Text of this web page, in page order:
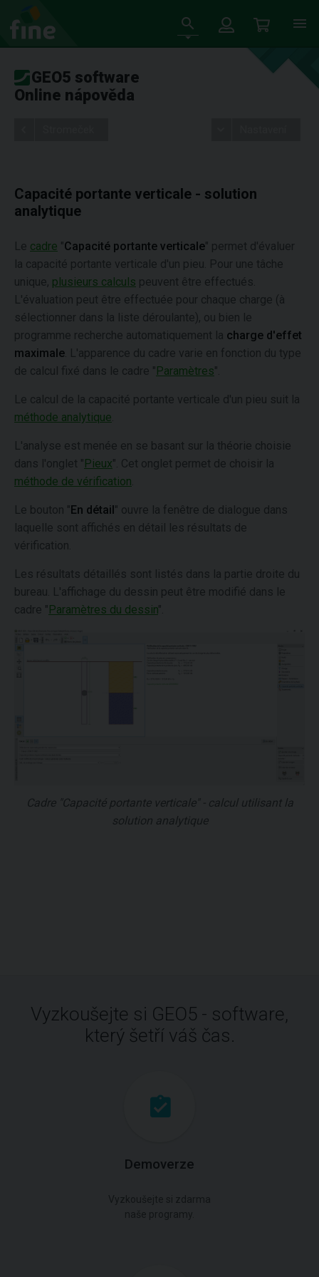
GEO5 software
Online nápověda
Capacité portante verticale - solution
analytique
Le cadre "Capacité portante verticale" permet d'évaluer
la capacité portante verticale d'un pieu. Pour une tâche
unique, plusieurs calculs peuvent être effectués.
L'évaluation peut être effectuée pour chaque charge (à
sélectionner dans la liste déroulante), ou bien le
programme recherche automatiquement la charge d'effet
maximale . L'apparence du cadre varie en fonction du type
de calcul fixé dans le cadre "Paramètres".
Le calcul de la capacité portante verticale d'un pieu suit la
méthode analytique
L'analyse est menée en se basant sur la théorie choisie
dans l'onglet "Pieux". Cet onglet permet de choisir la
méthode de vérification
Le bouton "En détail" ouvre la fenêtre de dialogue dans
laquelle sont affichés en détail les résultats de
vérification.
Les résultats détaillés sont listés dans la partie droite du
bureau. L'affichage du dessin peut être modifié dans le
cadre "Paramètres du dessin".
Cadre "Capacité portante verticale" - calcul utilisant la
solution analytique
Vyzkoušejte si GEO5 - software,
který šetří váš čas.
Demoverze